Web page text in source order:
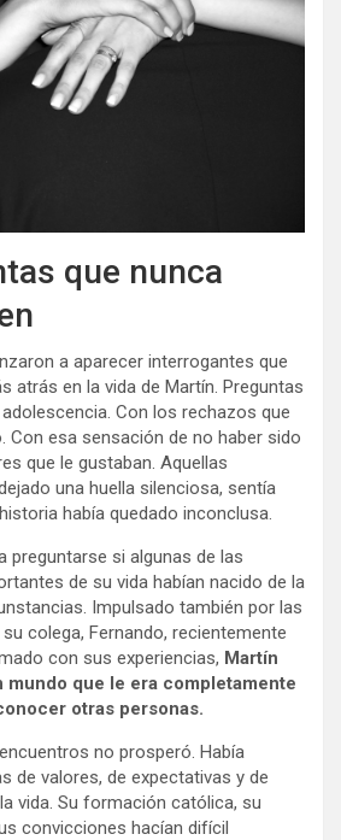
que nunca
a aparecer interrogantes que
atrás en la vida de Martín. Preguntas
Con los rechazos que
Con esa sensación de no haber sido
que le gustaban. Aquellas
una huella silenciosa, sentía
había quedado inconclusa.
preguntarse si algunas de las
de su vida habían nacido de la
Impulsado también por las
colega, Fernando, recientemente
con sus experiencias, Martín
que le era completamente
otras personas.
no prosperó. Había
de valores, de expectativas y de
vida. Su formación católica, su
convicciones hacían difícil